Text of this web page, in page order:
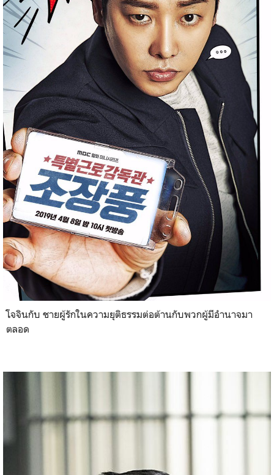
โจจินกับ ชายผู้รักในความยุติธรรมต่อต้านกับพวกผู้มีอำนาจมา
ตลอด